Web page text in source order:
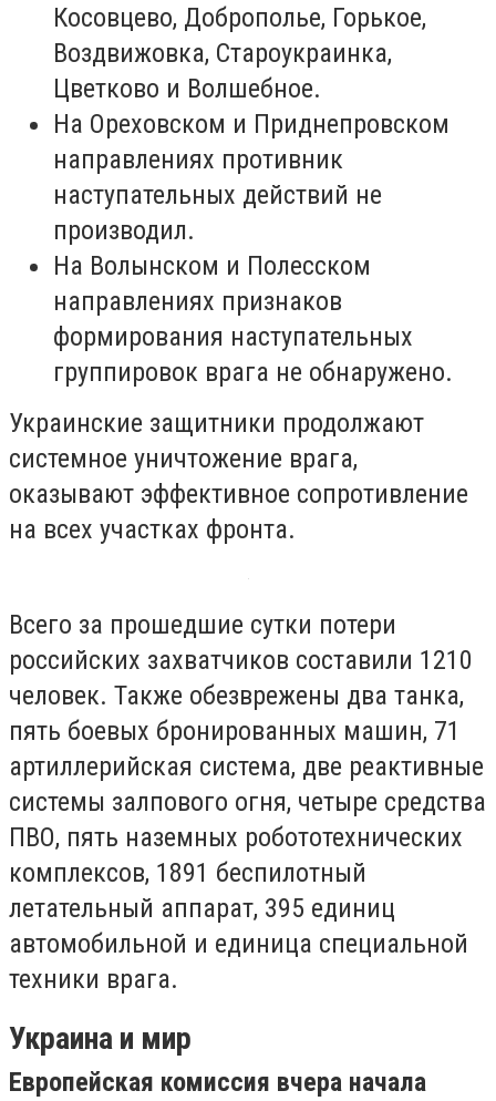
Косовцево, Доброполье, Горькое,
Воздвижовка, Староукраинка,
Цветково и Волшебное.
На Ореховском и Приднепровском
направлениях противник
наступательных действий не
производил.
На Волынском и Полесском
направлениях признаков
формирования наступательных
группировок врага не обнаружено.
Украинские защитники продолжают
системное уничтожение врага,
оказывают эффективное сопротивление
на всех участках фронта.
Всего за прошедшие сутки потери
российских захватчиков составили 1210
человек. Также обезврежены два танка,
пять боевых бронированных машин, 71
артиллерийская система, две реактивные
системы залпового огня, четыре средства
ПВО, пять наземных робототехнических
комплексов, 1891 беспилотный
летательный аппарат, 395 единиц
автомобильной и единица специальной
техники врага.
Украина и мир
Европейская комиссия вчера начала